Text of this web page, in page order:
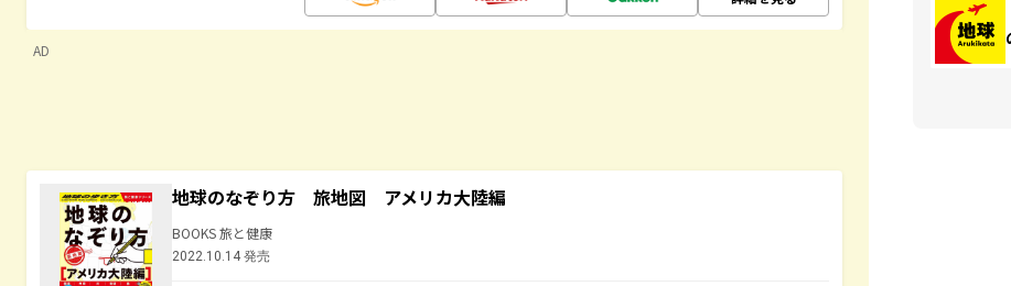
AD
地球のなぞり方 旅地図 アメリカ大陸編
BOOKS 旅と健康
2022.10.14 発売